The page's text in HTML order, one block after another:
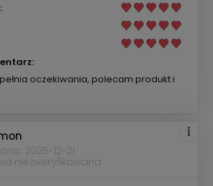
oczekiwania, polecam produkt i
2025-12-21
niezweryfikowana